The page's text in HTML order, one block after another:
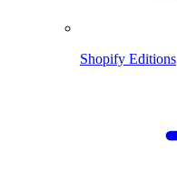
Shopify Editions